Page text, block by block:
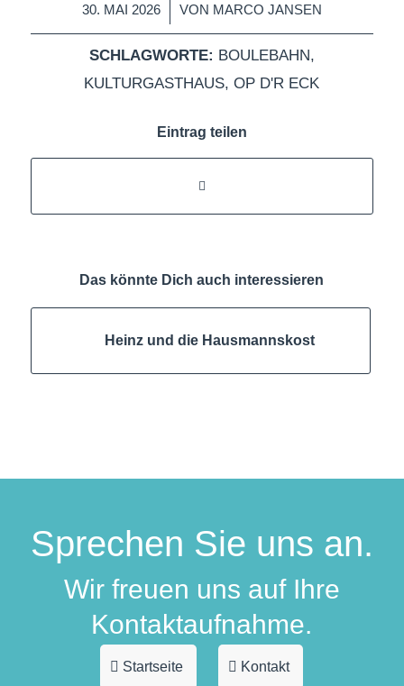
30. MAI 2026
/ VON MARCO JANSEN
SCHLAGWORTE: BOULEBAHN,
KULTURGASTHAUS,OP D'R ECK
Eintrag teilen
Das könnte Dich auch interessieren
Heinz und die Hausmannskost
Sprechen Sie uns an.
Wir freuen uns auf Ihre
Kontaktaufnahme.
Startseite Kontakt